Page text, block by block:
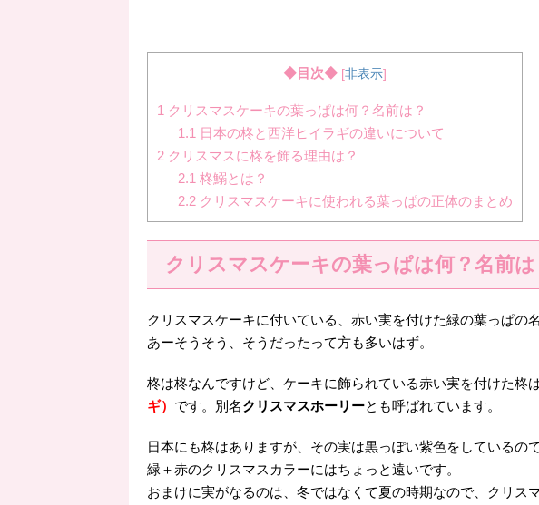
◆目次◆ [非表示]
1 クリスマスケーキの葉っぱは何？名前は？
1.1 日本の柊と西洋ヒイラギの違いについて
2 クリスマスに柊を飾る理由は？
2.1 柊鰯とは？
2.2クリスマスケーキに使われる葉っぱの正体のまとめ
クリスマスケーキの葉っぱは何？名前は
クリスマスケーキに付いている、赤い実を付けた緑の葉っぱの
あーそうそう、そうだったって方も多いはず。
柊は柊なんですけど、ケーキに飾られている赤い実を付けた柊
ギ） です。別名クリスマスホーリーとも呼ばれています。
日本にも柊はありますが、その実は黒っぽい紫色をしているの
緑＋赤のクリスマスカラーにはちょっと遠いです。
おまけに実がなるのは、冬ではなくて夏の時期なので、クリス